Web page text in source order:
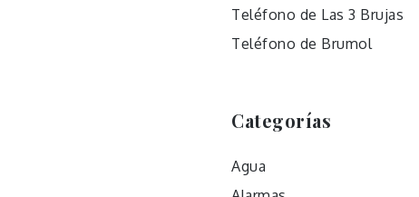
Teléfono de Las 3 Brujas
Teléfono de Brumol
Categorías
Agua